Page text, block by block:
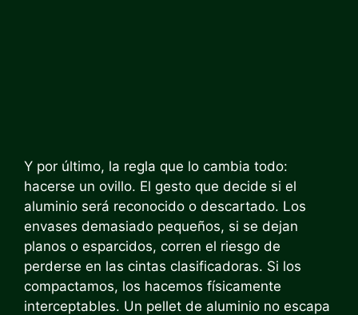
Y por último, la regla que lo cambia todo:
hacerse un ovillo. El gesto que decide si el
aluminio será reconocido o descartado. Los
envases demasiado pequeños, si se dejan
planos o esparcidos, corren el riesgo de
perderse en las cintas clasificadoras. Si los
compactamos, los hacemos físicamente
interceptables. Un pellet de aluminio no escapa